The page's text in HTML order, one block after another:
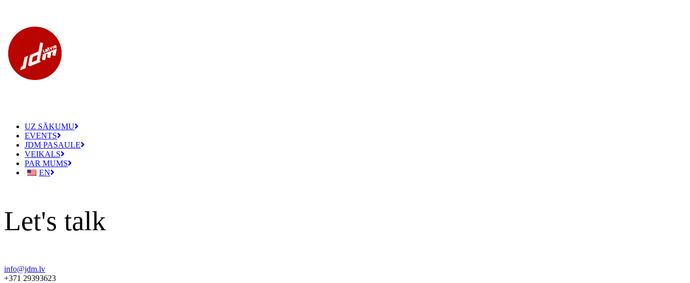
UZ SĀKUMU
EVENTS
JDM PASAULE
VEIKALS
PAR MUMS
EN
Let's talk
info@jdm.lv
+371 29393623